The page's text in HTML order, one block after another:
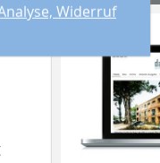
Widerruf